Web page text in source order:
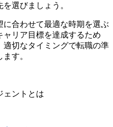
選びましょう。
合わせて最適な時期を選ぶ
ャリア目標を達成するため
切なタイミングで転職の準
す。
ントとは